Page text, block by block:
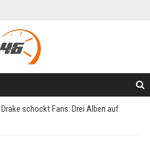
Drake schockt Fans: Drei Alben auf